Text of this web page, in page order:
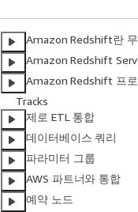
Amazon Redshift란
Amazon Redshift
Amazon Redshift 프
Tracks
제로 ETL 통합
데이터베이스 쿼리
파라미터 그룹
AWS 파트너와 통합
예약 노드